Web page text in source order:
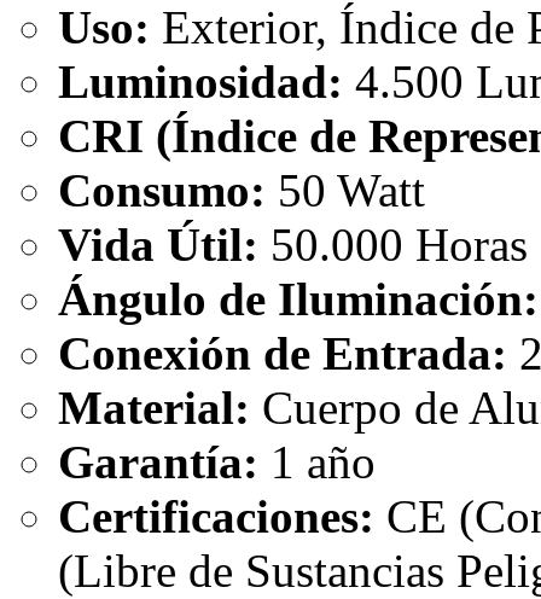
Uso: Exterior, Índice de
Luminosidad: 4.500
CRI (Índice de
Consumo: 50 Watt
Vida Útil: 50.000 Horas
Ángulo de Iluminación:
Conexión de Entrada:
Material: Cuerpo de
Garantía: 1 año
Certificaciones: CE
(Libre de Sustancias